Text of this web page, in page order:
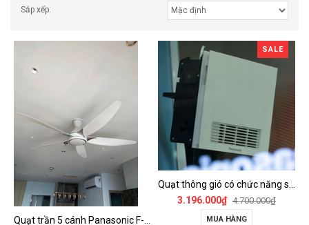
Sắp xếp:
SALE
Quạt thông gió có chức năng sưởi ấm, dùng cho phòng tắm - FV-30BZ1
3.196.000₫ 4.700.000₫
MUA HÀNG